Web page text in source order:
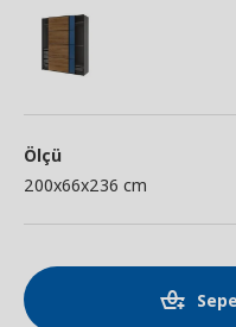
Ölçü
200x66x236 cm